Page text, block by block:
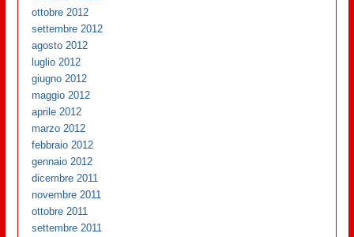
ottobre 2012
settembre 2012
agosto 2012
luglio 2012
giugno 2012
maggio 2012
aprile 2012
marzo 2012
febbraio 2012
gennaio 2012
dicembre 2011
novembre 2011
ottobre 2011
settembre 2011